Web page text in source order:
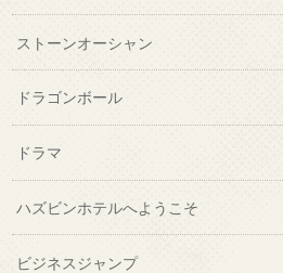
ストーンオーシャン
ドラゴンボール
ドラマ
ハズビンホテルへようこそ
ビジネスジャンプ